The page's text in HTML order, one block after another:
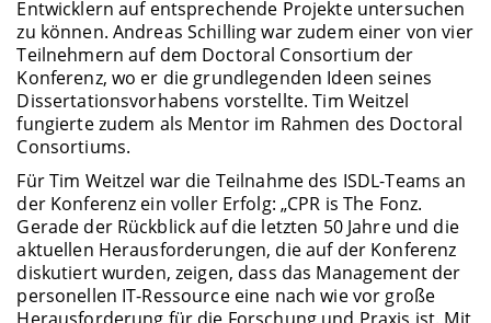
Entwicklern auf entsprechende Projekte untersuchen
zu können. Andreas Schilling war zudem einer von vier
Teilnehmern auf dem Doctoral Consortium der
Konferenz, wo er die grundlegenden Ideen seines
Dissertationsvorhabens vorstellte. Tim Weitzel
fungierte zudem als Mentor im Rahmen des Doctoral
Consortiums.
Für Tim Weitzel war die Teilnahme des ISDL-Teams an
der Konferenz ein voller Erfolg: „CPR is The Fonz.
Gerade der Rückblick auf die letzten 50 Jahre und die
aktuellen Herausforderungen, die auf der Konferenz
diskutiert wurden, zeigen, dass das Management der
personellen IT-Ressource eine nach wie vor große